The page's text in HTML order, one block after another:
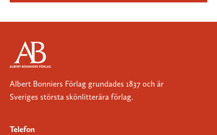
Albert Bonniers Förlag grundades 1837 och är
Sveriges största skönlitterära förlag.
Telefon